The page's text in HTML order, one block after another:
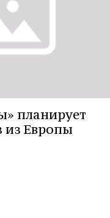
планирует
из Европы